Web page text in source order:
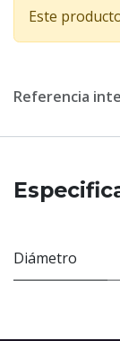
Este
Referencia
Diámetro